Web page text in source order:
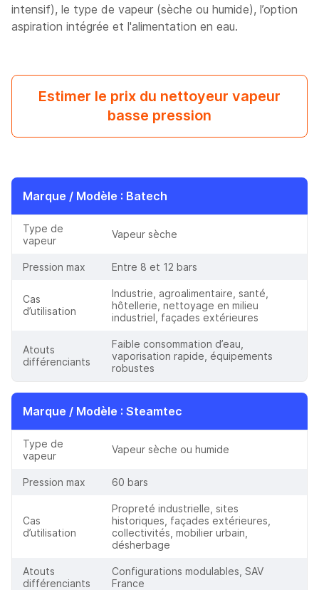
intensif), le type de vapeur (sèche ou humide), l’option
aspiration intégrée et l'alimentation en eau.
Estimer le prix du nettoyeur vapeur
basse pression
Marque / Modèle : Batech
Type de
vapeur
Vapeur sèche
Pression max Entre 8 et 12 bars
Cas
d’utilisation
Industrie, agroalimentaire, santé,
hôtellerie, nettoyage en milieu
industriel, façades extérieures
Atouts
différenciants
Faible consommation d’eau,
vaporisation rapide, équipements
robustes
Marque / Modèle : Steamtec
Type de
vapeur
Vapeur sèche ou humide
Pression max 60 bars
Cas
d’utilisation
Propreté industrielle, sites
historiques, façades extérieures,
collectivités, mobilier urbain,
désherbage
Atouts
différenciants
Configurations modulables, SAV
France